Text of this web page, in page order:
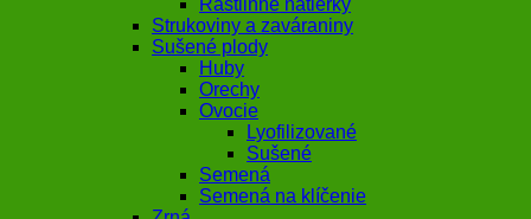
Rastlinné nátierky
Strukoviny a zaváraniny
Sušené plody
Huby
Orechy
Ovocie
Lyofilizované
Sušené
Semená
Semená na klíčenie